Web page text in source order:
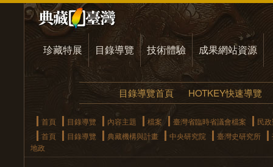
珍藏特展 目錄導覽 技術體驗 成果網站資源
目錄導覽首頁 HOTKEY快速導覽
首頁 目錄導覽 內容主題 檔案 臺灣省臨時省議會檔案
民
首頁
目錄導覽 典藏機構與計畫 中央研究院 臺灣史研究所
地政